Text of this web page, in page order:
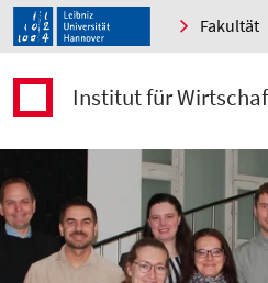
Fakultät
Institut für